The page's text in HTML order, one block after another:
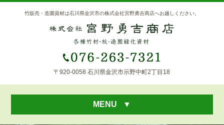
竹販売・造園資材は石川県金沢市の株式会社宮野勇吉商店へお越しください。
〒920-0058 石川県金沢市示野中町2丁目18
MENU ▼